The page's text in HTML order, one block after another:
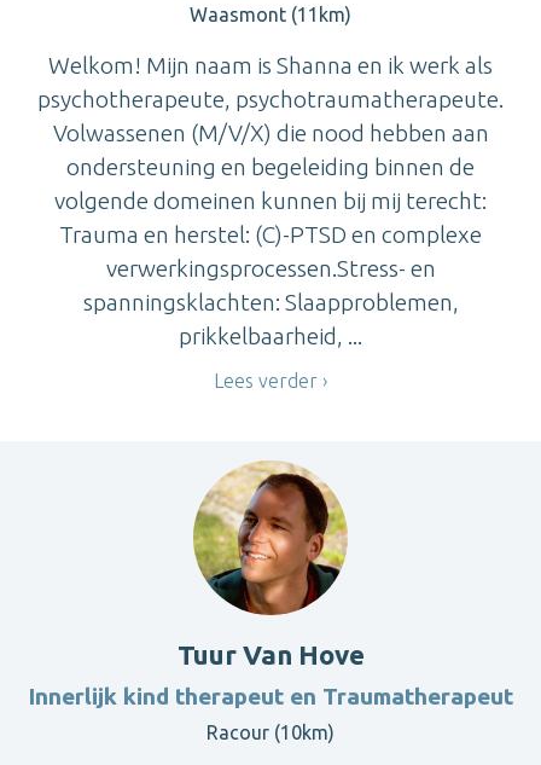
Waasmont (11km)
Welkom! Mijn naam is Shanna en ik werk als
psychotherapeute, psychotraumatherapeute.
Volwassenen (M/V/X) die nood hebben aan
ondersteuning en begeleiding binnen de
volgende domeinen kunnen bij mij terecht:
Trauma en herstel: (C)-PTSD en complexe
verwerkingsprocessen.Stress- en
spanningsklachten: Slaapproblemen,
prikkelbaarheid, ...
Lees verder
Tuur Van Hove
Innerlijk kind therapeut en Traumatherapeut
Racour (10km)